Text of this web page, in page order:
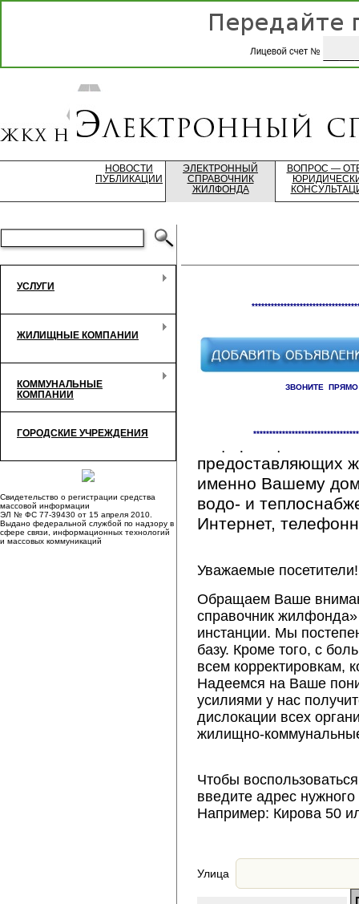
НОВОСТИ
ПУБЛИКАЦИИ
ЭЛЕКТРОННЫЙ
СПРАВОЧНИК
ЖИЛФОНДА
ВОПРОС —
УСЛУГИ
ЖИЛИЩНЫЕ КОМПАНИИ
КОММУНАЛЬНЫЕ
КОМПАНИИ
ГОРОДСКИЕ УЧРЕЖДЕНИЯ
Свидетельство о регистрации средства
массовой информации
ЭЛ № ФС 77-39430 от 15 апреля 2010.
Выдано федеральной службой по надзору в
сфере связи, информационных технологий
и массовых коммуникаций
ЗВОНИТЕ
предоставляющих
именно Вашему
водо- и
Интернет,
Уважаемые посетители!
Обращаем Ваше
справочник
инстанции. Мы
базу. Кроме того, с
всем корректировкам,
Надеемся на Ваше
усилиями у нас
дислокации всех
жилищно-
Чтобы
введите адрес
Например: Кирова 50
Улица